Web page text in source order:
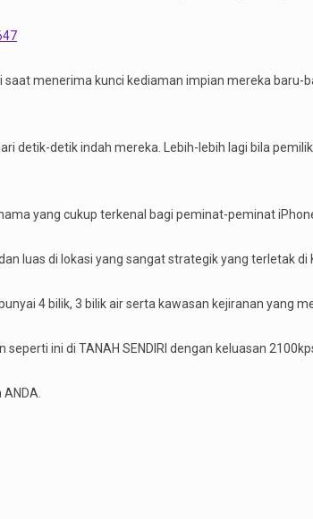
menerima kunci kediaman impian mereka
detik-detik indah mereka. Lebih-lebih lagi bila
yang cukup terkenal bagi peminat-peminat
luas di lokasi yang sangat strategik yang terletak di
4 bilik, 3 bilik air serta kawasan kejiranan yang
ini di TANAH SENDIRI dengan keluasan